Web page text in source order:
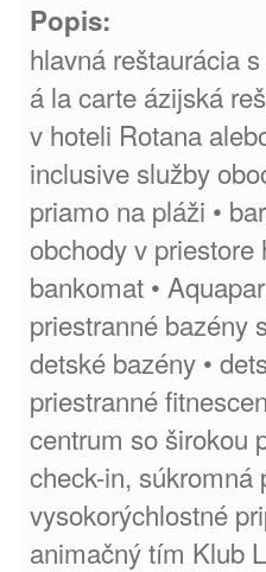
Popis:
hlavná reštaurácia
á la carte ázijská
v hoteli Rotana
inclusive služby
priamo na pláži •
obchody v priestore
bankomat •
priestranné bazény
detské bazény •
priestranné
centrum so širokou
check-in, súkromná
vysokorýchlostné
animačný tím Klub